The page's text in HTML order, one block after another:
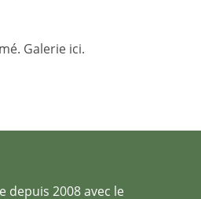
Galerie ici.
depuis 2008 avec le